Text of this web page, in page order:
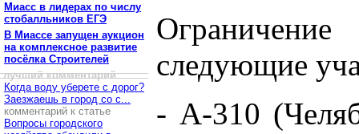
Миасс в лидерах по числу
стобалльников ЕГЭ
В Миассе запущен аукцион
на комплексное развитие
посёлка Строителей
лучший комментарий
Когда воду уберете с дорог?
Заезжаешь в город со с...
комментарий к статье
Вопросы городского
следующие
- А-310